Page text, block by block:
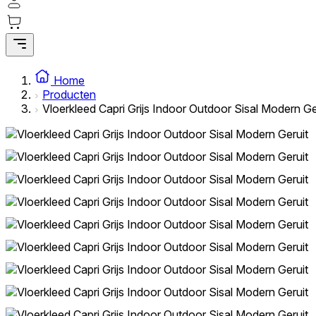
Home
Producten
Vloerkleed Capri Grijs Indoor Outdoor Sisal Modern